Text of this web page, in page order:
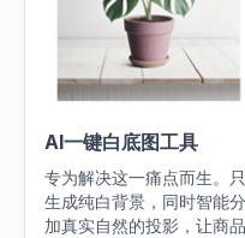
AI一键白底图工具
专为解决这一痛点而生。
生成纯白背景，同时智能
加真实自然的投影，让商